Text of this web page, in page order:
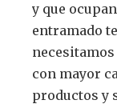
y que
entramado
con mayor
productos y